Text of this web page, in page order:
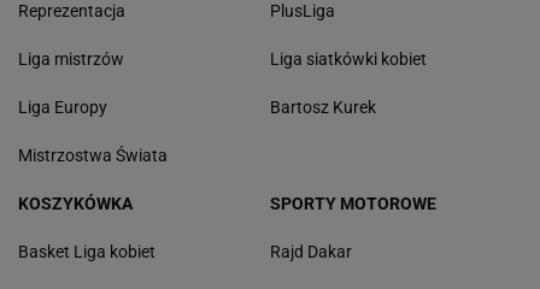
Reprezentacja
Liga mistrzów
Liga Europy
Mistrzostwa Świata
PlusLiga
Liga siatkówki kobiet
Bartosz Kurek
KOSZYKÓWKA
Basket Liga kobiet
SPORTY MOTOROWE
Rajd Dakar